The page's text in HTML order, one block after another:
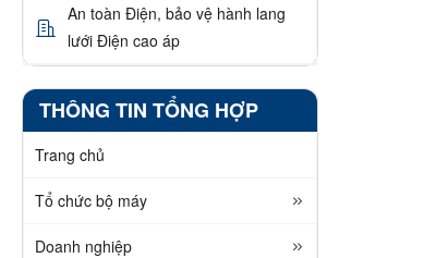
An toàn Điện, bảo vệ hành lang
lưới Điện cao áp
THÔNG TIN TỔNG HỢP
Trang chủ
Tổ chức bộ máy
Doanh nghiệp